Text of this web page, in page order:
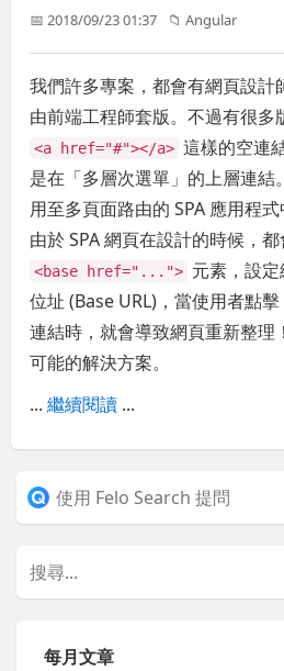
📅 2018/09/23 01:37 📁Angular
我們許多專案，都會有網頁設計
由前端工程師套版。不過有很多
<a href="#"></a> 這樣的空連
是在「多層次選單」的上層連結
用至多頁面路由的 SPA 應用程式
由於 SPA 網頁在設計的時候，
<base href="..."> 元素，設
位址 (Base URL)，當使用者點擊
連結時，就會導致網頁重新整理
可能的解決方案。
...繼續閱讀 ...
每月文章